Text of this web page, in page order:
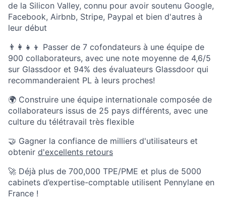
de la Silicon Valley, connu pour avoir soutenu Google,
Facebook, Airbnb, Stripe, Paypal et bien d'autres à
leur début
👨‍👩‍👧‍👦 Passer de 7 cofondateurs à une équipe de
900 collaborateurs, avec une note moyenne de 4,6/5
sur Glassdoor et 94% des évaluateurs Glassdoor qui
recommanderaient PL à leurs proches!
🌍 Construire une équipe internationale composée de
collaborateurs issus de 25 pays différents, avec une
culture du télétravail très flexible
🤝 Gagner la confiance de milliers d'utilisateurs et
obtenir d'excellents retours
🚀 Déjà plus de 700,000 TPE/PME et plus de 5000
cabinets d’expertise-comptable utilisent Pennylane en
France !